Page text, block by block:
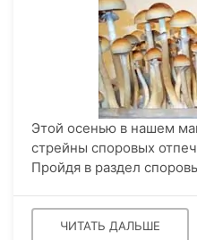
Этой осенью в нашем
стрейны споровых
Пройдя в раздел
ЧИТАТЬ ДАЛЬШЕ